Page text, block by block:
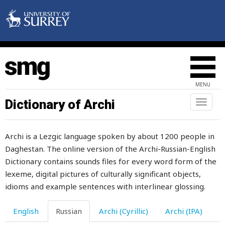
MENU
Toggle
Dictionary of Archi
Archi is a Lezgic language spoken by about 1200 people in
Daghestan. The online version of the Archi-Russian-English
Dictionary contains sounds files for every word form of the
lexeme, digital pictures of culturally significant objects,
idioms and example sentences with interlinear glossing.
English Russian Archi (Cyrillic) Archi (IPA)
пламя
платок
платье
плач
плевать
плед
пленительный